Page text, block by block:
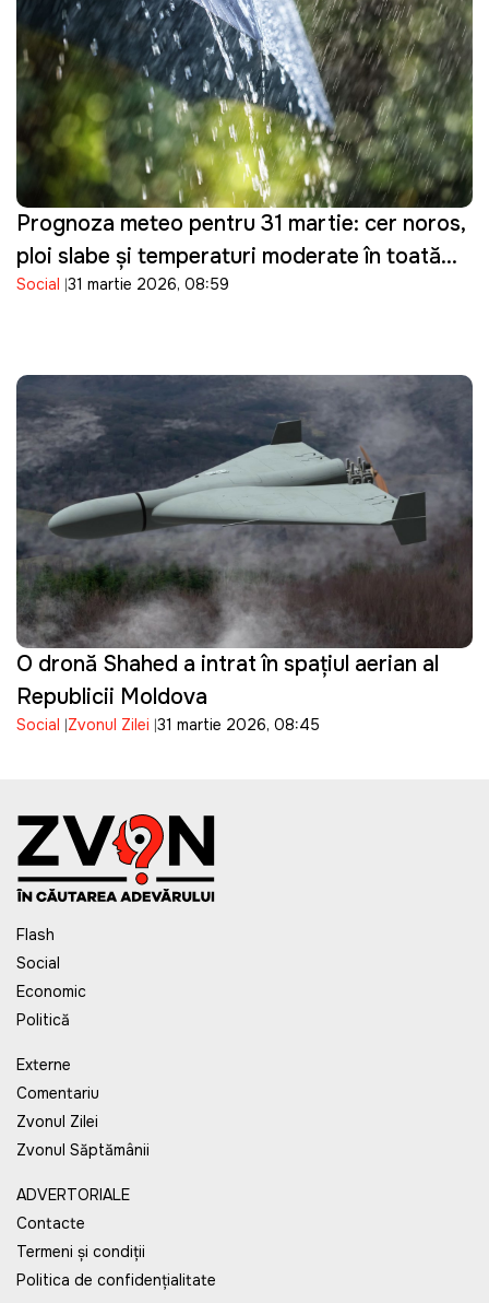
Prognoza meteo pentru 31 martie: cer noros,
ploi slabe și temperaturi moderate în toată
țara
Social 31 martie 2026, 08:59
O dronă Shahed a intrat în spațiul aerian al
Republicii Moldova
Social Zvonul Zilei 31 martie 2026, 08:45
Flash
Social
Economic
Politică
Externe
Comentariu
Zvonul Zilei
Zvonul Săptămânii
ADVERTORIALE
Contacte
Termeni și condiții
Politica de confidențialitate